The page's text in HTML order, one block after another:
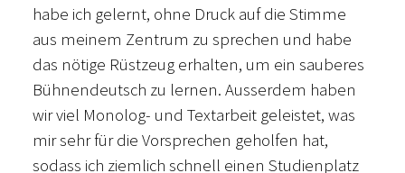
habe ich gelernt, ohne Druck auf die Stimme
aus meinem Zentrum zu sprechen und habe
das nötige Rüstzeug erhalten, um ein sauberes
Bühnendeutsch zu lernen. Ausserdem haben
wir viel Monolog- und Textarbeit geleistet, was
mir sehr für die Vorsprechen geholfen hat,
sodass ich ziemlich schnell einen Studienplatz